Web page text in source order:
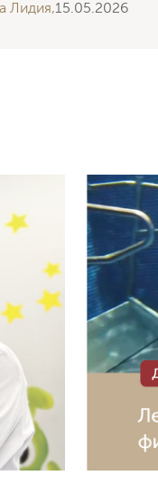
Лидия,15.05.2026